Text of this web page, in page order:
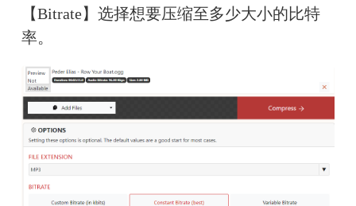
【Bitrate】选择想要压缩至多少大小的比特
率。